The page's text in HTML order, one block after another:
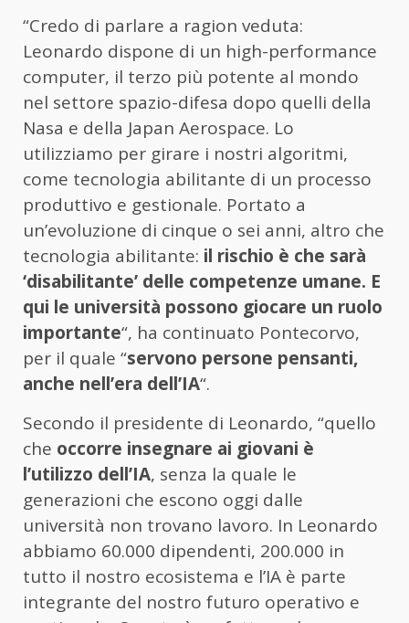
“Credo di parlare a ragion veduta:
Leonardo dispone di un high-performance
computer, il terzo più potente al mondo
nel settore spazio-difesa dopo quelli della
Nasa e della Japan Aerospace. Lo
utilizziamo per girare i nostri algoritmi,
come tecnologia abilitante di un processo
produttivo e gestionale. Portato a
un’evoluzione di cinque o sei anni, altro che
tecnologia abilitante: il rischio è che sarà
‘disabilitante’ delle competenze umane. E
qui le università possono giocare un ruolo
importante“, ha continuato Pontecorvo,
per il quale “servono persone pensanti,
anche nell’era dell’IA“.
Secondo il presidente di Leonardo, “quello
che occorre insegnare ai giovani è
l’utilizzo dell’IA, senza la quale le
generazioni che escono oggi dalle
università non trovano lavoro. In Leonardo
abbiamo 60.000 dipendenti, 200.000 in
tutto il nostro ecosistema e l’IA è parte
integrante del nostro futuro operativo e